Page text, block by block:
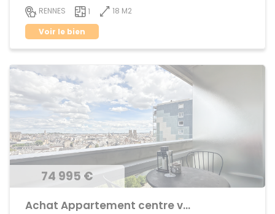
RENNES 1
18 M2
Voir le bien
74 995 €
Achat Appartement centre ville